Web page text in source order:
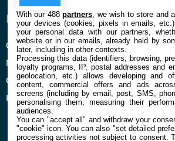
ENTREPRISE
Qui sommes nous
Mentions légales et CGU
Confidentialité et Cookies
Préférences cookies
À
La
Contact
With our 488partners , we wish to store and
your devices (cookies, pixels in emails,
your personal data with our partners,
website or in our emails, already held by
later, including in other contexts.
Processing this data (identifiers, browsing,
loyalty programs, IP, postal addresses and
geolocation, etc.) allows developing and
content, commercial offers and ads
screens (including by email, post, SMS,
personalising them, measuring their
audiences.
You can "accept all" and withdraw your
"cookie" icon. You can also "set detailed
processing activities not subject to consent.